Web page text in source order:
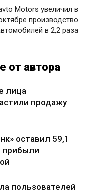
Motors увеличил в
производство
в 2,2 раза
от автора
лица
продажу
оставил 59,1
прибыли
пользователей